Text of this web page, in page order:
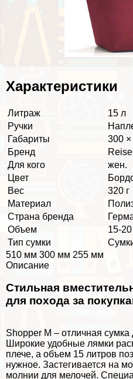
Хаpaктеристики
Литраж
15 л
Ручки
Габариты
300
Бренд
Для кого
жен.
Цвет
Вес
320 г
Материал
Страна бренда
Объем
15-
Тип сумки
510 мм 300 мм 255 мм
Описание
Стильная
для похода за
Shopper M – отличная
Широкие удобные лямки
плече, а объем 15 литров
нужное. Застегивается на
молнии для мелочей.